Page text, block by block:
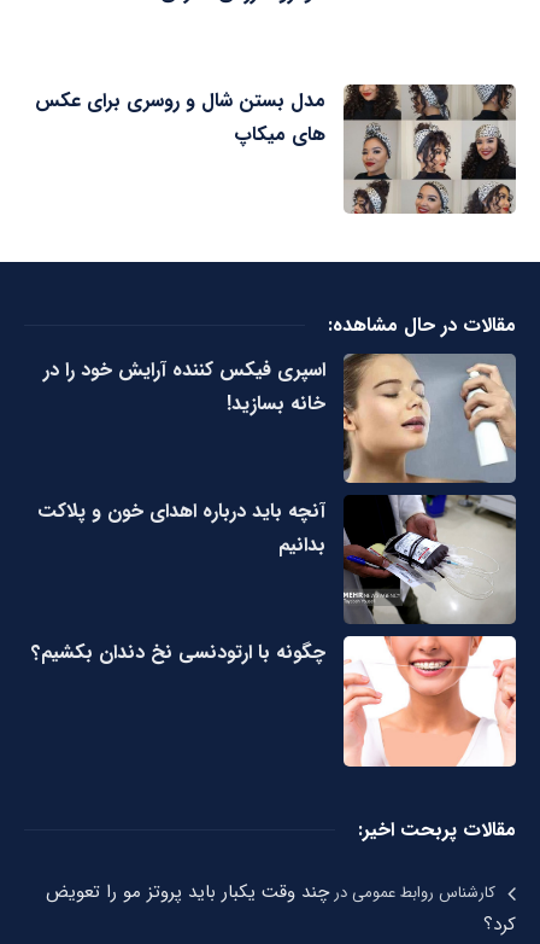
مدل بستن شال و روسری برای عکس
های میکاپ
مقالات در حال مشاهده:
اسپری فیکس کننده آرایش خود را در
خانه بسازید!
آنچه باید درباره اهدای خون و پلاکت
بدانیم
چگونه با ارتودنسی نخ دندان بکشیم؟
مقالات پربحت اخیر:
کارشناس روابط عمومیدرچند وقت یکبار باید پروتز مو را تعویض
کرد؟